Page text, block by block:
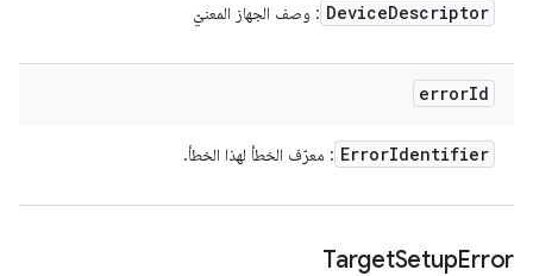
DeviceDescriptor : وصف الجهاز المعنيّ
errorId
ErrorIdentifier : معرّف الخطأ لهذا الخطأ.
TargetSetupError